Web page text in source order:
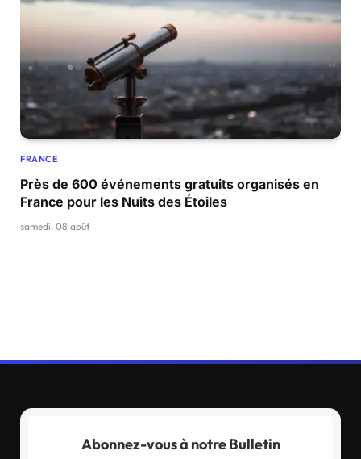
FRANCE
Près de 600 événements gratuits organisés en
France pour les Nuits des Étoiles
samedi, 08 août
Abonnez-vous à notre Bulletin